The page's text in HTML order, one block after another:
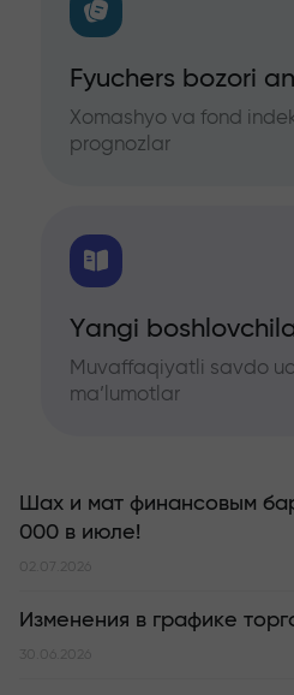
Fyuchers bozori
Xomashyo va fond
prognozlar
Yangi
Muvaffaqiyatli savdo
ma’lumotlar
Шах и мат финансовым
000 в июле!
02.07.2026
Изменения в графике
30.06.2026